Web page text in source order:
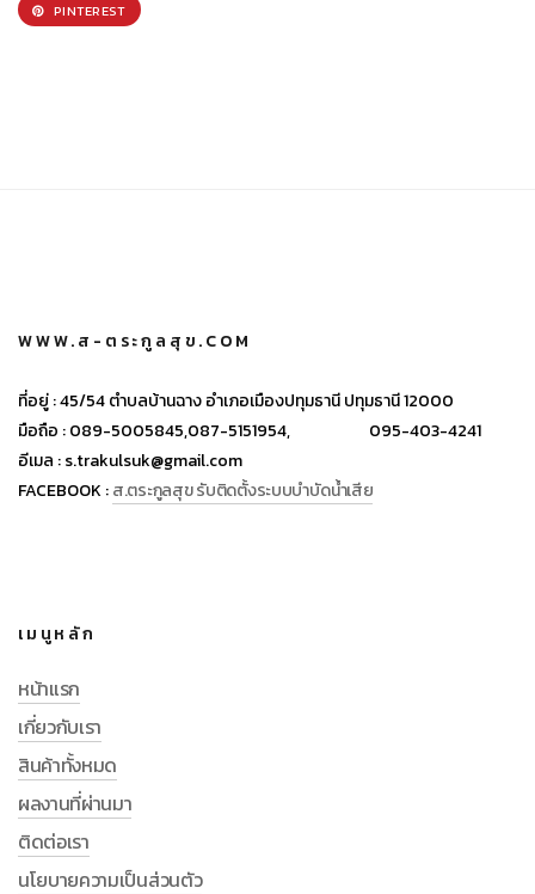
PINTEREST
WWW.ส-ตระกูลสุข.COM
ที่อยู่ :45/54 ตำบลบ้านฉาง อำเภอเมืองปทุมธานี ปทุมธานี 12000
มือถือ :089-5005845,087-5151954, 095-403-4241
อีเมล :s.trakulsuk@gmail.com
FACEBOOK :ส.ตระกูลสุข รับติดตั้งระบบบำบัดน้ำเสีย
เมนูหลัก
หน้าแรก
เกี่ยวกับเรา
สินค้าทั้งหมด
ผลงานที่ผ่านมา
ติดต่อเรา
นโยบายความเป็นส่วนตัว